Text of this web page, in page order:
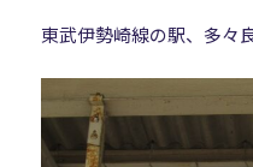
東武伊勢崎線の駅、多々